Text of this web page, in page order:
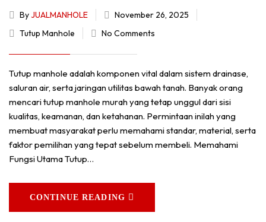
ByJUALMANHOLE
November 26, 2025
Tutup Manhole
No Comments
Tutup manhole adalah komponen vital dalam sistem drainase,
saluran air, serta jaringan utilitas bawah tanah. Banyak orang
mencari tutup manhole murah yang tetap unggul dari sisi
kualitas, keamanan, dan ketahanan. Permintaan inilah yang
membuat masyarakat perlu memahami standar, material, serta
faktor pemilihan yang tepat sebelum membeli. Memahami
Fungsi Utama Tutup…
CONTINUE READING